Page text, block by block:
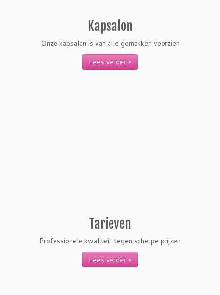
Kapsalon
Onze kapsalon is van alle gemakken voorzien
Lees verder »
Tarieven
Professionele kwaliteit tegen scherpe prijzen
Lees verder »